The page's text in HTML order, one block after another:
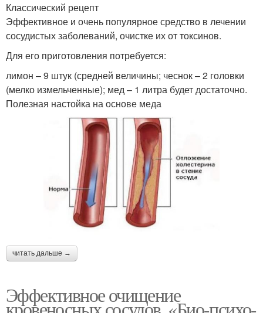
Классический рецепт
Эффективное и очень популярное средство в лечении
сосудистых заболеваний, очистке их от токсинов.
Для его приготовления потребуется:
лимон – 9 штук (средней величины; чеснок – 2 головки
(мелко измельченные); мед – 1 литра будет достаточно.
Полезная настойка на основе меда
читать дальше →
Эффективное очищение